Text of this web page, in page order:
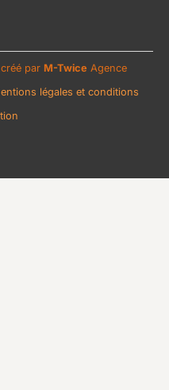
par M-Twice Agence
légales et conditions